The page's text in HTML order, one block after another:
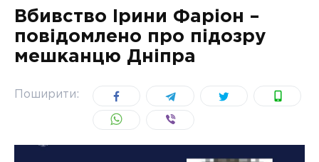
Вбивство Ірини Фаріон –
повідомлено про підозру
мешканцю Дніпра
Поширити: